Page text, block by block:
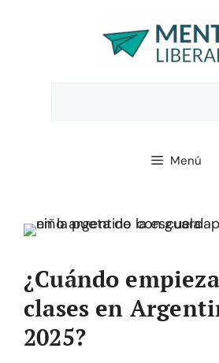
Menú
¿Cuándo
clases en
2025?